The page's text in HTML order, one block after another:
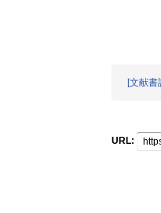
[文献
URL: